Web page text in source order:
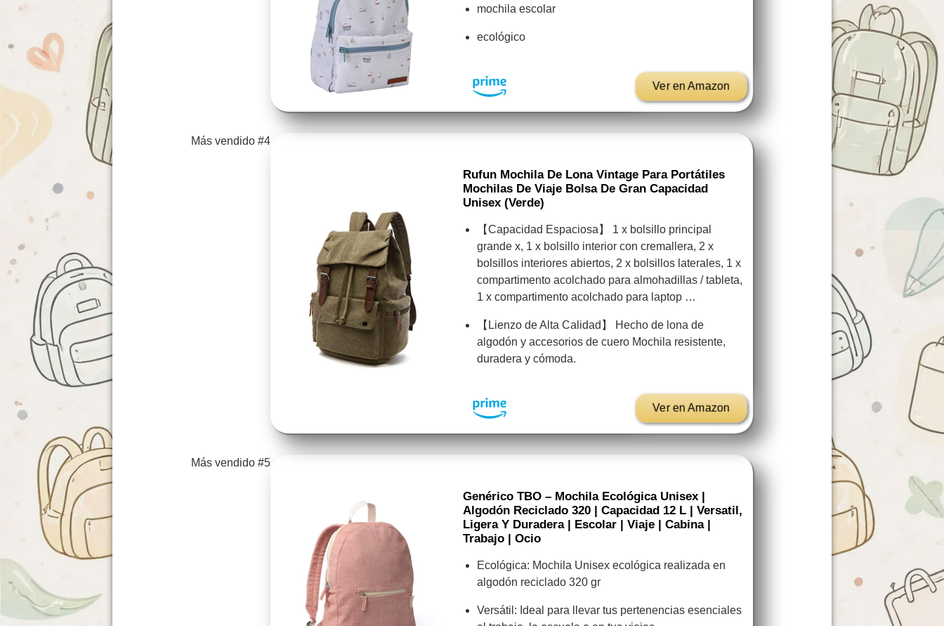
mochila escolar
ecológico
Ver en Amazon
Más vendido #4
Rufun Mochila De Lona Vintage Para Portátiles
Mochilas De Viaje Bolsa De Gran Capacidad
Unisex (Verde)
【Capacidad Espaciosa】 1 x bolsillo principal
grande x, 1 x bolsillo interior con cremallera, 2 x
bolsillos interiores abiertos, 2 x bolsillos laterales, 1 x
compartimento acolchado para almohadillas / tableta,
1 x compartimento acolchado para laptop …
【Lienzo de Alta Calidad】 Hecho de lona de
algodón y accesorios de cuero Mochila resistente,
duradera y cómoda.
Ver en Amazon
Más vendido #5
Genérico TBO – Mochila Ecológica Unisex |
Algodón Reciclado 320 | Capacidad 12 L | Versatil,
Ligera Y Duradera | Escolar | Viaje | Cabina |
Trabajo | Ocio
Ecológica: Mochila Unisex ecológica realizada en
algodón reciclado 320 gr
Versátil: Ideal para llevar tus pertenencias esenciales